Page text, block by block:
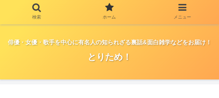
俳優・女優・歌手を中心に有名人の知られざる裏話&面白雑学などをお届け！
とりため！
検索 ホーム メニュー